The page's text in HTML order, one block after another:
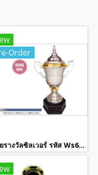
Order
ถ้วยรางวัลซิลเวอร์ รหัส Ws6122